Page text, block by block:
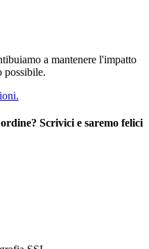
a mantenere l'impatto
possibile.
Scrivici e saremo felici